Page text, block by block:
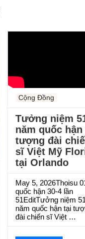
Cộng Đồng
Tưởng niệm
năm quốc
tượng đài
sĩ Việt Mỹ
tại Orlando
May 5, 2026Thoisu
quốc hận 30-4 lần
51EditTưởng niệm
năm quốc hận tại
đài chiến sĩ Việt …